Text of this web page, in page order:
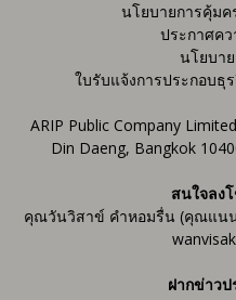
นโยบายการคุ้ม
ประกาศค
นโยบา
ใบรับแจ้งการประกอบธุ
ARIP Public Company
Din Daeng, Bangkok
สนใจลง
คุณวันวิสาข์ คำหอมรื่น (คุณแนน
ฝากข่าว